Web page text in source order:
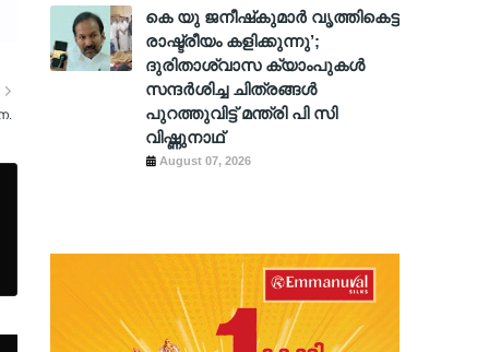
കെ യു ജനീഷ്‌കുമാര്‍ വൃത്തികെട്ട
രാഷ്ട്രീയം കളിക്കുന്നു’;
ദുരിതാശ്വാസ ക്യാംപുകള്‍
സന്ദര്‍ശിച്ച ചിത്രങ്ങള്‍
പുറത്തുവിട്ട് മന്ത്രി പി സി
വിഷ്ണുനാഥ്
August 07, 2026